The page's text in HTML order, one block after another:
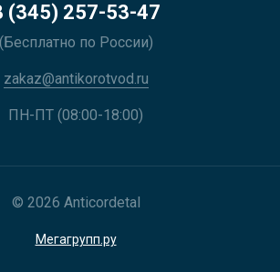
(345) 257-53-47
(Бесплатно по России)
zakaz@antikorotvod.ru
ПН-ПТ (08:00-18:00)
© 2026 Anticordetal
Мегагрупп.ру